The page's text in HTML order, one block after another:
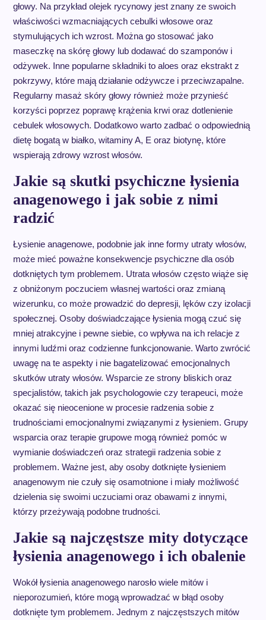
głowy. Na przykład olejek rycynowy jest znany ze swoich
właściwości wzmacniających cebulki włosowe oraz
stymulujących ich wzrost. Można go stosować jako
maseczkę na skórę głowy lub dodawać do szamponów i
odżywek. Inne popularne składniki to aloes oraz ekstrakt z
pokrzywy, które mają działanie odżywcze i przeciwzapalne.
Regularny masaż skóry głowy również może przynieść
korzyści poprzez poprawę krążenia krwi oraz dotlenienie
cebulek włosowych. Dodatkowo warto zadbać o odpowiednią
dietę bogatą w białko, witaminy A, E oraz biotynę, które
wspierają zdrowy wzrost włosów.
Jakie są skutki psychiczne łysienia
anagenowego i jak sobie z nimi
radzić
Łysienie anagenowe, podobnie jak inne formy utraty włosów,
może mieć poważne konsekwencje psychiczne dla osób
dotkniętych tym problemem. Utrata włosów często wiąże się
z obniżonym poczuciem własnej wartości oraz zmianą
wizerunku, co może prowadzić do depresji, lęków czy izolacji
społecznej. Osoby doświadczające łysienia mogą czuć się
mniej atrakcyjne i pewne siebie, co wpływa na ich relacje z
innymi ludźmi oraz codzienne funkcjonowanie. Warto zwrócić
uwagę na te aspekty i nie bagatelizować emocjonalnych
skutków utraty włosów. Wsparcie ze strony bliskich oraz
specjalistów, takich jak psychologowie czy terapeuci, może
okazać się nieocenione w procesie radzenia sobie z
trudnościami emocjonalnymi związanymi z łysieniem. Grupy
wsparcia oraz terapie grupowe mogą również pomóc w
wymianie doświadczeń oraz strategii radzenia sobie z
problemem. Ważne jest, aby osoby dotknięte łysieniem
anagenowym nie czuły się osamotnione i miały możliwość
dzielenia się swoimi uczuciami oraz obawami z innymi,
którzy przeżywają podobne trudności.
Jakie są najczęstsze mity dotyczące
łysienia anagenowego i ich obalenie
Wokół łysienia anagenowego narosło wiele mitów i
nieporozumień, które mogą wprowadzać w błąd osoby
dotknięte tym problemem. Jednym z najczęstszych mitów